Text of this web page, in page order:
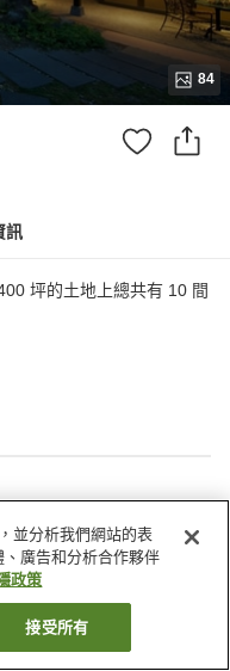
84
訊
坪的土地上總共有 10 間
服務
過敏特殊飲食要求
並分析我們網站的表
廣告和分析合作夥伴
政策
接受所有